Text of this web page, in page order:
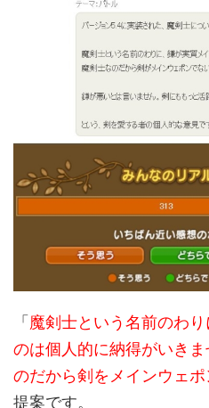
「魔剣士という名前のわ
のは個人的に納得がいき
のだから剣をメインウェ
提案です。